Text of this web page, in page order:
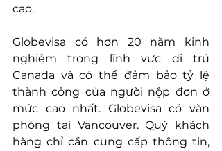
cao.
Globevisa có hơn 20 năm kinh
nghiệm trong lĩnh vực di trú
Canada và có thể đảm bảo tỷ lệ
thành công của người nộp đơn ở
mức cao nhất. Globevisa có văn
phòng tại Vancouver. Quý khách
hàng chỉ cần cung cấp thông tin,